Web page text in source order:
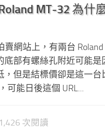
MT-32 為什
賣網站上，有兩台
底部有螺絲孔附近可能
，但是結標價卻是這一
可能日後這個 URL...
1,426 次閱讀